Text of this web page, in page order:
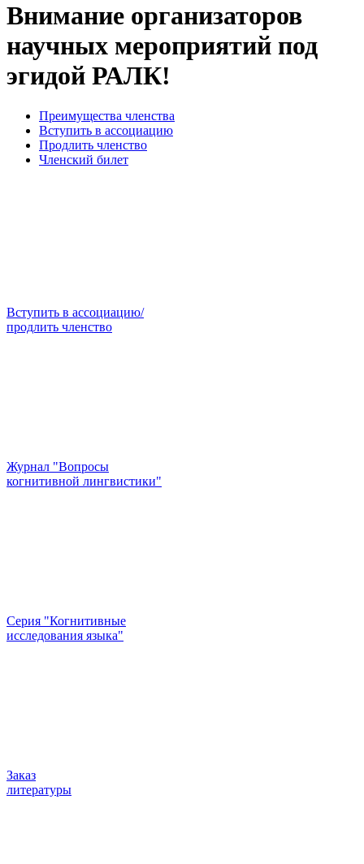
Внимание организаторов
научных мероприятий под
эгидой РАЛК!
Преимущества членства
Вступить в ассоциацию
Продлить членство
Членский билет
Вступить в ассоциацию/
продлить членство
Журнал "Вопросы
когнитивной лингвистики"
Серия "Когнитивные
исследования языка"
Заказ
литературы